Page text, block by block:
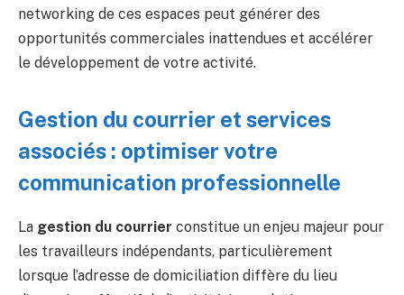
networking de ces espaces peut générer des
opportunités commerciales inattendues et accélérer
le développement de votre activité.
Gestion du courrier et services
associés : optimiser votre
communication professionnelle
La gestion du courrier constitue un enjeu majeur pour
les travailleurs indépendants, particulièrement
lorsque l’adresse de domiciliation diffère du lieu